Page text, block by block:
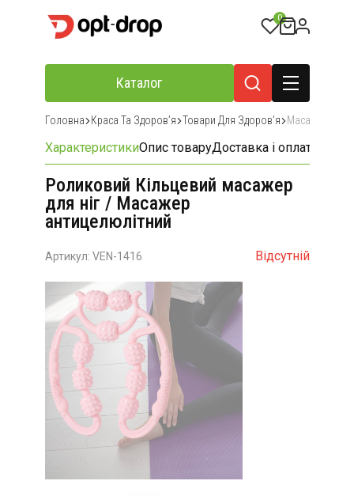
0
Каталог
Головна Краса Та Здоровʼя Товари Для Здоровʼя Масажери Та
ХарактеристикиОпис товаруДоставка і оплата
Роликовий Кільцевий масажер
для ніг / Масажер
антицелюлітний
Артикул: VEN-1416 Відсутній